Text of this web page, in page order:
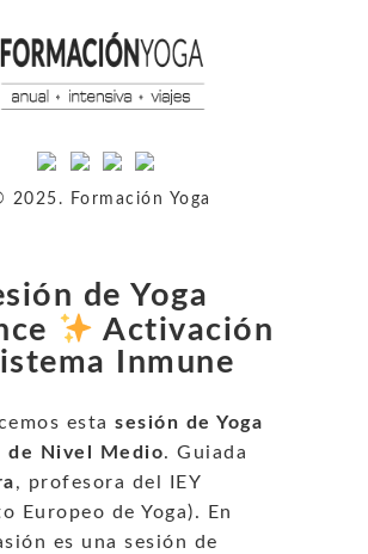
2025. Formación Yoga
de Yoga
Activación
Inmune
esta sesión de Yoga
de Nivel Medio. Guiada
, profesora del IEY
Europeo de Yoga). En
es una sesión de